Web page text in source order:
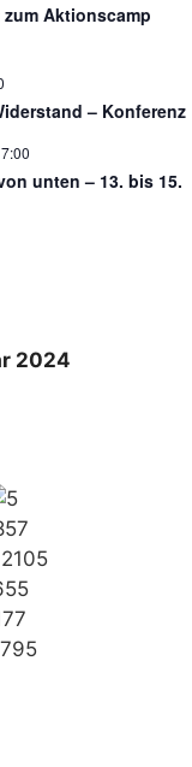
Aktionscamp
– Konferenz
unten – 13. bis 15.
2024